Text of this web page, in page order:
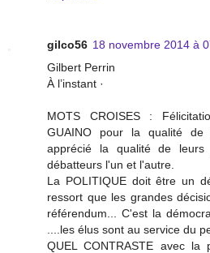
gilco56 18 novembre 2014 à
Gilbert Perrin
À l’instant ·
MOTS CROISES :
GUAINO pour la qualité de
apprécié la qualité de
débatteurs l'un et l'autre.
La POLITIQUE doit être un
ressort que les grandes
référendum... C'est la
....les élus sont au service du
QUEL CONTRASTE avec la